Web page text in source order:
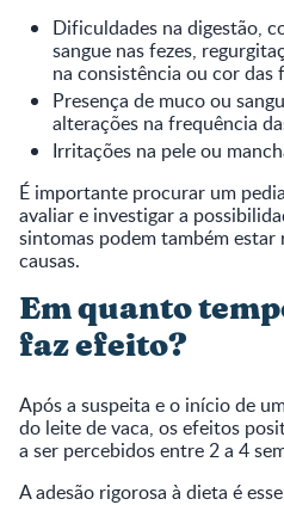
Dificuldades na digestão,
sangue nas fezes,
na consistência ou cor das
Presença de muco ou
alterações na frequência
Irritações na pele ou
É importante procurar um
avaliar e investigar a
sintomas podem também
causas.
Em quanto
faz efeito?
Após a suspeita e o início de
do leite de vaca, os efeitos
a ser percebidos entre 2 a 4
A adesão rigorosa à dieta é